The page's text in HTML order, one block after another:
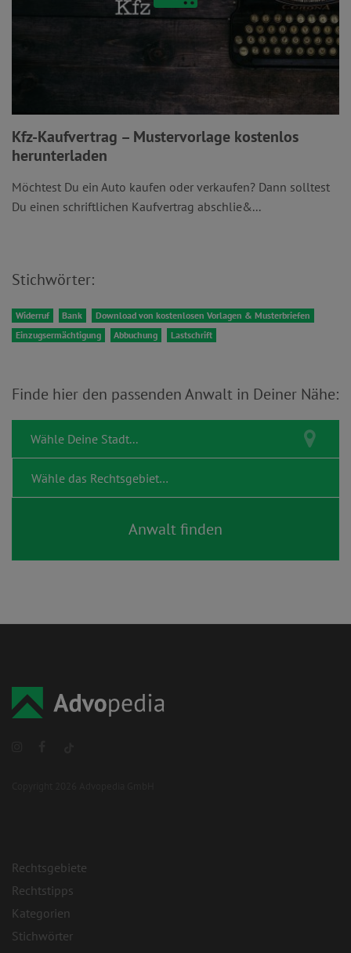
Kfz-Kaufvertrag – Mustervorlage kostenlos
herunterladen
Möchtest Du ein Auto kaufen oder verkaufen? Dann solltest
Du einen schriftlichen Kaufvertrag abschlie&...
Stichwörter:
Widerruf Bank
Download von kostenlosen Vorlagen & Musterbriefen
Einzugsermächtigung
Abbuchung Lastschrift
Finde hier den passenden Anwalt in Deiner Nähe:
Rechtsgebiete
Rechtstipps
Kategorien
Stichwörter